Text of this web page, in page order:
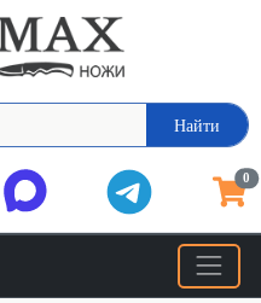
Найти
0